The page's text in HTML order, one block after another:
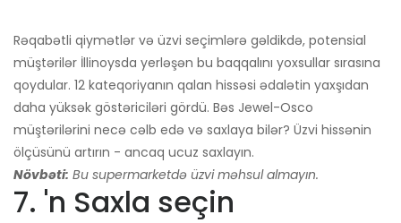
Rəqabətli qiymətlər və üzvi seçimlərə gəldikdə, potensial
müştərilər İllinoysda yerləşən bu baqqalını yoxsullar sırasına
qoydular. 12 kateqoriyanın qalan hissəsi ədalətin yaxşıdan
daha yüksək göstəriciləri gördü. Bəs Jewel-Osco
müştərilərini necə cəlb edə və saxlaya bilər? Üzvi hissənin
ölçüsünü artırın - ancaq ucuz saxlayın.
Növbəti: Bu supermarketdə üzvi məhsul almayın.
7. 'n Saxla seçin